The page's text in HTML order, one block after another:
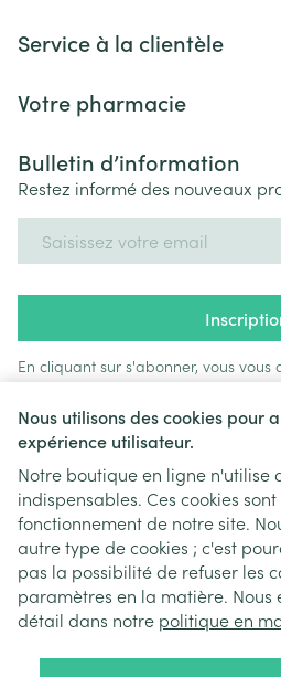
Nous utilisons des cookies pour
expérience utilisateur.
Notre boutique en ligne n'utilise
indispensables. Ces cookies
fonctionnement de notre site.
autre type de cookies ; c'est
pas la possibilité de refuser les
paramètres en la matière. Nous
détail dans notre politique en
Service à la clientèle
Votre pharmacie
Bulletin d’information
Restez informé des nouveaux
En cliquant sur s'abonner, vous
et acceptez notrepolitique de
Liens légaux